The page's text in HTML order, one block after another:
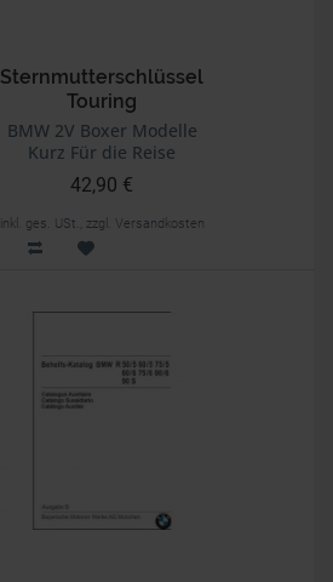
Sternmutterschlüssel
Touring
BMW 2V Boxer Modelle
Kurz Für die Reise
42,90 €
inkl. ges. USt., zzgl. Versandkosten